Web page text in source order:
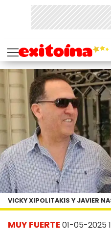
MUY FUERTE01-05-2025
VICKY XIPOLITAKIS Y JAVIER